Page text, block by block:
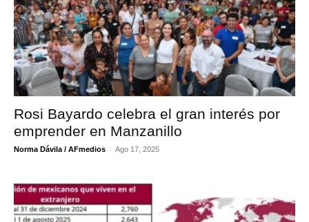
Rosi Bayardo celebra el gran interés por
emprender en Manzanillo
Norma Dávila / AFmedios - Ago 17, 2025